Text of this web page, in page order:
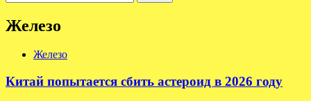
Железо
Железо
Китай попытается сбить астероид в 2026 году